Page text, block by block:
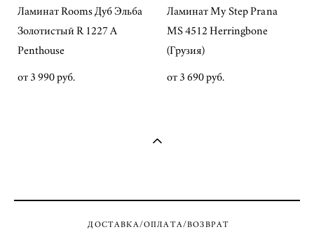
Ламинат Rooms Дуб Эльба
Золотистый R 1227 A
Penthouse
от 3 990 pуб.
Ламинат My Step Prana
MS 4512 Herringbone
(Грузия)
от 3 690 pуб.
ДОСТАВКА/ОПЛАТА/ВОЗВРАТ